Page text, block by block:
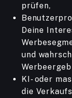
prüfen,
Deine
und
KI- oder
die